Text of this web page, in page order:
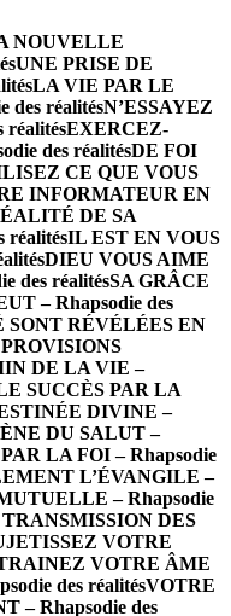
NOUVELLE
UNE PRISE DE
LA VIE PAR LE
des réalitésN’ESSAYEZ
réalitésEXERCEZ-
des réalitésDE FOI
CE QUE VOUS
INFORMATEUR EN
DE SA
réalitésIL EST EN VOUS
DIEU VOUS AIME
des réalitésSA GRÂCE
– Rhapsodie des
RÉVÉLÉES EN
DE LA VIE –
SUCCÈS PAR LA
DIVINE –
DU SALUT –
LA FOI – Rhapsodie
L’ÉVANGILE –
– Rhapsodie
DES
VOTRE
VOTRE ÂME
des réalitésVOTRE
– Rhapsodie des